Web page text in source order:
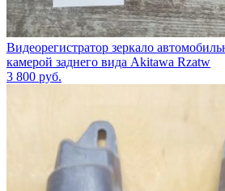
Видеорегистратор зеркало
камерой заднего вида Akitawa Rzatw
3 800 руб.